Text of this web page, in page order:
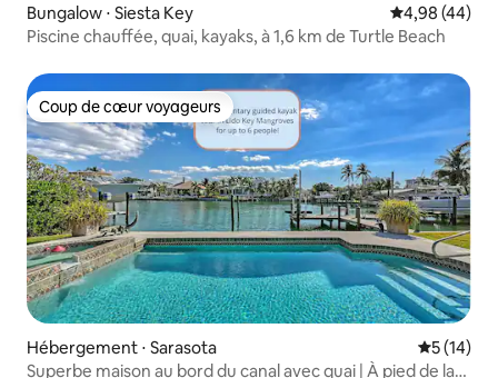
Bungalow ⋅ Siesta Key Évaluation
4,98 (44)
Piscine chauffée, quai, kayaks, à 1,6 km de Turtle Beach
Coup de cœur voyageurs
Coup de cœur voyageurs
Hébergement ⋅ Sarasota
5 (14)
Superbe maison au bord du canal avec quai | À pied de la